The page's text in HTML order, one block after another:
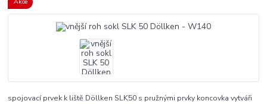
spojovací prvek k liště Döllken SLK50 s pružnými prvky koncovka vytváři